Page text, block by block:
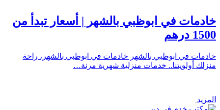
خادمات في ابوظبي بالشهر | أسعار تبدأ من
1500 درهم
خادمات في ابوظبي بالشهر خادمات في ابوظبي بالشهر، راحة
منزلك أولويتنا.. خدمات منزلية شهرية مرنة…
المزيد